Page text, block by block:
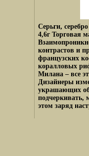
Серьги,
4,6г Торговая
контрастов и
французских
коралловых
Милана – все
Дизайнеры
украшающих
подчеркивать,
этом заряд